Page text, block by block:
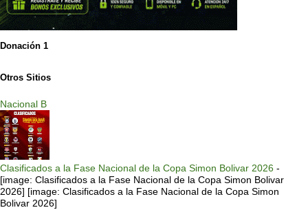
Donación 1
Otros Sitios
Nacional B
Clasificados a la Fase Nacional de la Copa Simon Bolivar 2026 -
[image: Clasificados a la Fase Nacional de la Copa Simon Bolivar
2026] [image: Clasificados a la Fase Nacional de la Copa Simon
Bolivar 2026]